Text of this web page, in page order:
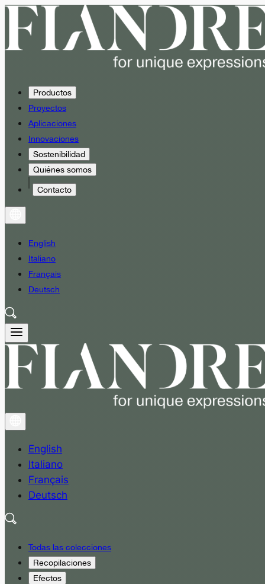
Productos
Proyectos
Aplicaciones
Innovaciones
Sostenibilidad
Quiénes somos
Contacto
English
Italiano
Français
Deutsch
English
Italiano
Français
Deutsch
Todas las colecciones
Recopilaciones
Efectos